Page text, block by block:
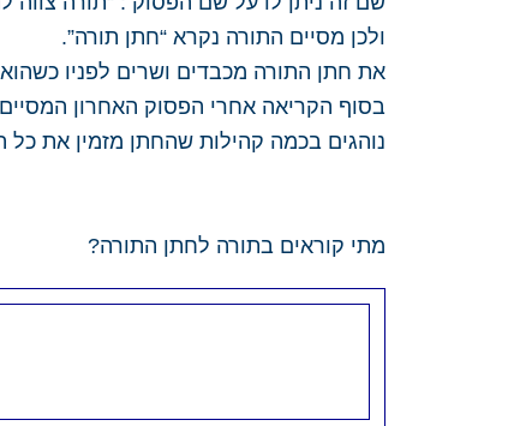
ולכן מסיים התורה נקרא “חתן תורה”.
את חתן התורה מכבדים ושרים לפניו
בסוף הקריאה אחרי הפסוק האחרון המסיים
נוהגים בכמה קהילות שהחתן מזמין את
מתי קוראים בתורה לחתן התורה?